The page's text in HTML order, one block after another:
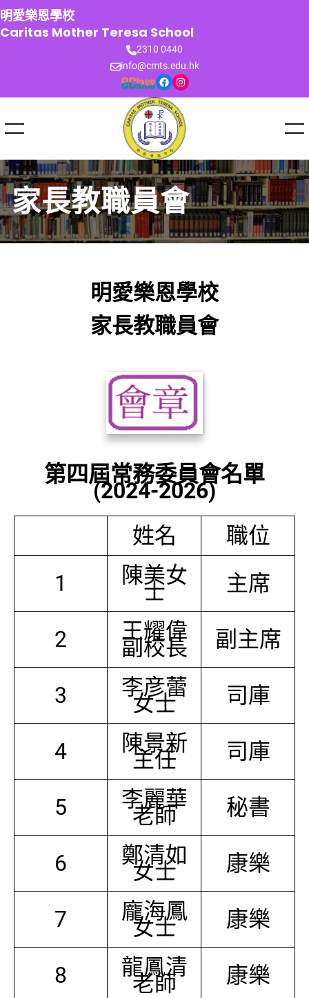
跳
至
主
明愛樂恩學校
Caritas Mother Teresa School
2310 0440
info@cmts.edu.hk
Facebook Instagram
家長教職員會
明愛樂恩學校
家長教職員會
第四屆常務委員會名單
(2024-2026)
姓名
職位
1
陳美女
士 主席
2 王耀偉
副校長 副主席
3 李彦蕾
女士 司庫
4 陳景新
主任 司庫
5 李麗華
老師 秘書
6 鄭清如
女士 康樂
7 龐海鳳
女士 康樂
8 龍鳳清
老師 康樂